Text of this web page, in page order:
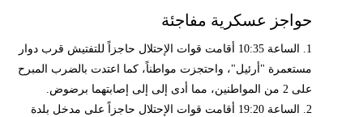
حواجز عسكرية مفاجئة
1. الساعة 10:35 أقامت قوات الإحتلال حاجزاً للتفتيش قرب دوار
مستعمرة "أرئيل"، واحتجزت مواطناً، كما اعتدت بالضرب المبرح
على 2 من المواطنين، مما أدى إلى إلى إصابتهما برضوض.
2. الساعة 19:20 أقامت قوات الإحتلال حاجزاً على مدخل بلدة